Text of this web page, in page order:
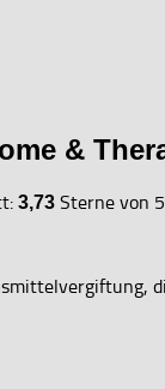
&
3,73 Sterne von